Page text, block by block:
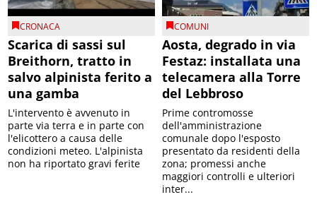
CRONACA
Scarica di sassi sul
Breithorn, tratto in
salvo alpinista ferito a
una gamba
L'intervento è avvenuto in
parte via terra e in parte con
l'elicottero a causa delle
condizioni meteo. L'alpinista
non ha riportato gravi ferite
COMUNI
Aosta, degrado in via
Festaz: installata una
telecamera alla Torre
del Lebbroso
Prime contromosse
dell'amministrazione
comunale dopo l'esposto
presentato da residenti della
zona; promessi anche
maggiori controlli e ulteriori
inter...